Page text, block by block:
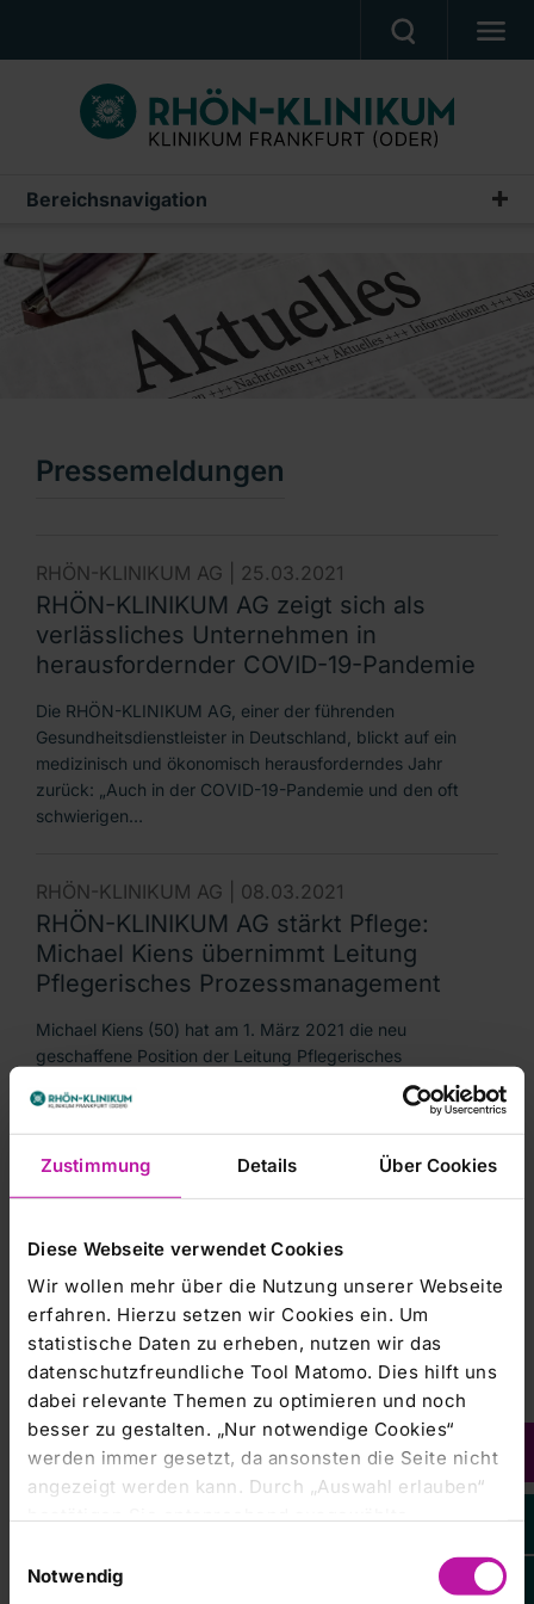
Zustimmung Details Über Cookies
Diese Webseite verwendet Cookies
Wir wollen mehr über die Nutzung unserer Webseite
erfahren. Hierzu setzen wir Cookies ein. Um
statistische Daten zu erheben, nutzen wir das
datenschutzfreundliche Tool Matomo. Dies hilft uns
dabei relevante Themen zu optimieren und noch
besser zu gestalten. „Nur notwendige Cookies“
werden immer gesetzt, da ansonsten die Seite nicht
angezeigt werden kann. Durch „Auswahl erlauben“
erlauben Sie alle eingesetzten Cookies. Sie können
Notwendig
PATIENTEN & ANGEHÖRIGE
BEHANDLUNGSANGEBOT
KLINIK
UNSERE PFLEGESCHULE
Ein Unternehmen der RHÖN-KLINIKUM AG
Bereichsnavigation
Presse
Pressemeldungen
Archiv
Veranstaltungen
Ansprechpartner
Pressemeldungen
RHÖN-KLINIKUM AG | 25.03.2021
RHÖN-KLINIKUM AG zeigt sich als
verlässliches Unternehmen in
herausfordernder COVID-19-Pandemie
Die RHÖN-KLINIKUM AG, einer der führenden
Gesundheitsdienstleister in Deutschland, blickt auf ein
medizinisch und ökonomisch herausforderndes Jahr
zurück: „Auch in der COVID-19-Pandemie und den oft
schwierigen…
RHÖN-KLINIKUM AG | 08.03.2021
RHÖN-KLINIKUM AG stärkt Pflege:
Michael Kiens übernimmt Leitung
Pflegerisches Prozessmanagement
Michael Kiens (50) hat am 1. März 2021 die neu
geschaffene Position der Leitung Pflegerisches
Prozessmanagement bei der RHÖN-KLINIKUM AG
übernommen. „Der Pflege- und Funktionsdienst ist das
Herzstück unserer Kliniken,…
Patrick Hilbrenner übernimmt
Geschäftsführung vom Klinikum
Frankfurt (Oder)
Patrick Hilbrenner (52) wird am 1. April 2021 die
Geschäftsleitung des Klinikums Frankfurt (Oder)
übernehmen. Er studierte Medizin sowie Betriebswirtschaft
im Gesundheitswesen und ist seit zwanzig Jahren
erfolgreich im…